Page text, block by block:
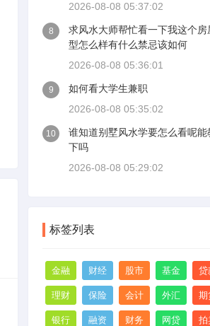
2026-08-08 05:37:02
8
求风水大师帮忙看一下我这个房
型怎么样有什么禁忌该如何
2026-08-08 05:36:01
9
如何看大学生兼职
2026-08-08 05:35:02
10
谁知道别墅风水学要怎么看呢能
下吗
2026-08-08 05:29:02
标签列表
金融 财经 股市 基金 贷
理财 保险 会计 外汇 期
银行 融资 财务 网贷 拍